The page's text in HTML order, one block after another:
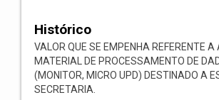
Histórico
VALOR QUE SE EMPENHA REFERENTE A
MATERIAL DE PROCESSAMENTO DE
(MONITOR, MICRO UPD) DESTINADO A
SECRETARIA.